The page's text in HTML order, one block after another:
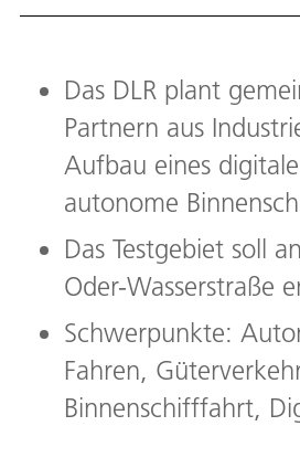
Das DLR plant
Partnern aus
Aufbau eines
autonome
Das Testgebiet soll
Oder-Wasserstraße
Schwerpunkte:
Fahren,
Binnenschifffahrt,